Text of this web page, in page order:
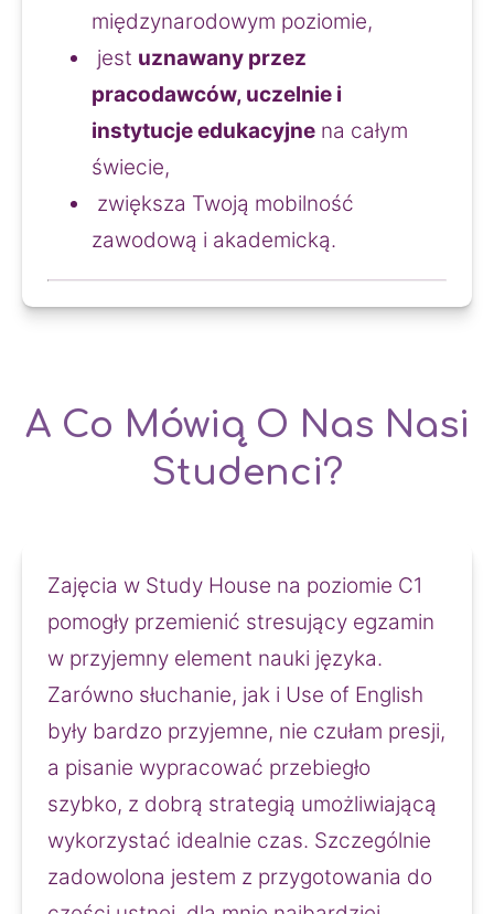
międzynarodowym poziomie,
jest uznawany przez
pracodawców, uczelnie i
instytucje edukacyjne na całym
świecie,
zawodową i akademicką.
A Co Mówią O Nas Nasi
Studenci?
Zajęcia w Study House na poziomie C1
pomogły przemienić stresujący egzamin
w przyjemny element nauki języka.
Zarówno słuchanie, jak i Use of English
były bardzo przyjemne, nie czułam presji,
a pisanie wypracować przebiegło
szybko, z dobrą strategią umożliwiającą
wykorzystać idealnie czas. Szczególnie
zadowolona jestem z przygotowania do